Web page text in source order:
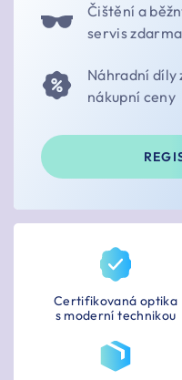
Čištění a
servis zdarma
Náhradní díly
nákupní ceny
Certifikovaná optika
s moderní technikou